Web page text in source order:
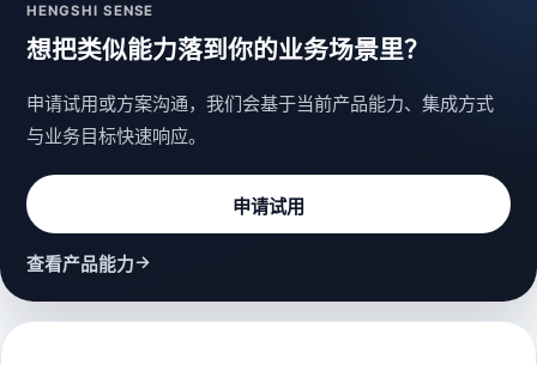
HENGSHI SENSE
想把类似能力落到你的业务场景里？
申请试用或方案沟通，我们会基于当前产品能力、集成方式
与业务目标快速响应。
申请试用
查看产品能力→